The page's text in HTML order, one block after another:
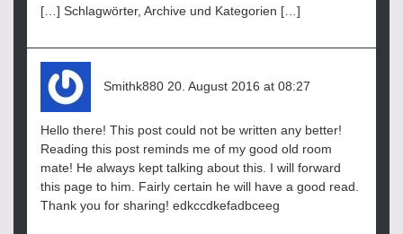
[…] Schlagwörter, Archive und Kategorien […]
Smithk880 20. August 2016 at 08:27
Hello there! This post could not be written any better!
Reading this post reminds me of my good old room
mate! He always kept talking about this. I will forward
this page to him. Fairly certain he will have a good read.
Thank you for sharing! edkccdkefadbceeg